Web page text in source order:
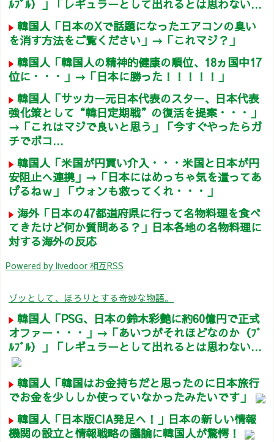
ﾙﾌﾞﾙ）」「レギュラーとして出れるとは思わない...
韓国人「日本のXで話題になったエアコンの臭い
を消す方法をご覧ください」→「これマジ？」
韓国人「韓国人の精神的健康の順位、18ヵ国中17
位に・・・」→「日本に勝った！！！！！」
韓国人「サッカー元日本代表のスター、日本代表
強化策として“韓日定期戦”の復活を提案・・・」
→「これはマジで良いと思う」「今すぐやったらガ
チでボコ...
韓国人「米国が円買い介入・・・米国と日本が円
安阻止へ連携」→「日本にはめっちゃ気を遣ってあ
げるねｗ」「ウォンも救ってくれ・・・」
海外「日本の47都道府県に行って名物料理を食べ
てきたけど何か質問ある？」日本各地の名物料理に
対する海外の反応
Powered by livedoor 相互RSS
ゾッとして、ほろりとする奇妙な物語。
韓国人「PSG、日本の鈴木彩艶に約60億円で正式
オファー・・・」→「あいつがそれほどなのか（ﾌﾞ
ﾙﾌﾞﾙ）」「レギュラーとして出れるとは思わない...
韓国人「韓国はお金持ちだと思ったのに日本旅行
でお金を少ししか使っていなかったみたいです」
韓国人「日本版CIA発足へ！」日本の新しい情報
機関の設立と情報戦略の議論に韓国人が驚愕！